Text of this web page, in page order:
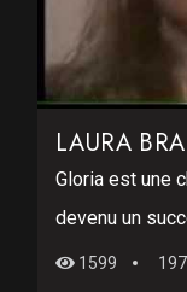
LAURA
Gloria est une
devenu un
1599